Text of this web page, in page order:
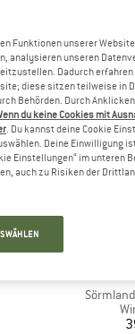
Artikel
Funktionen unserer
analysieren unseren
Dadurch
diese sitzen teilweise in
Behörden. Durch Anklicken
du keine Cookies mit
. Du kannst deine Cookie
Deine Einwilligung
Einstellungen“ im unteren
auch zu Risiken der